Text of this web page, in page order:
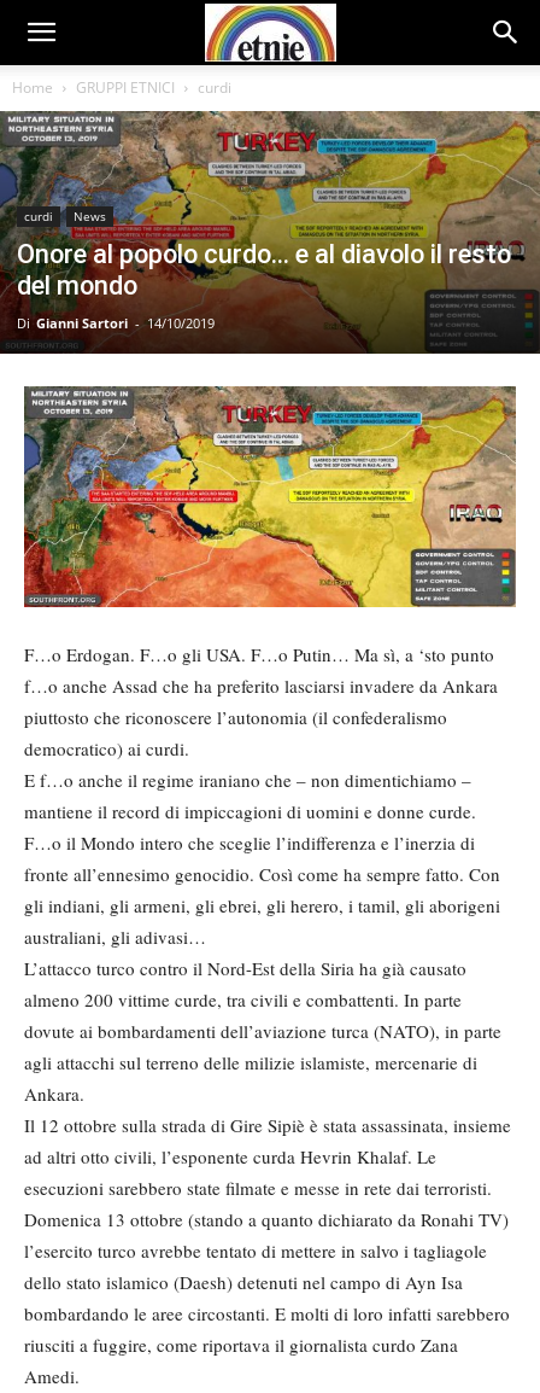
Home GRUPPI ETNICI curdi
curdi News
Onore al popolo curdo… e al diavolo il resto
del mondo
Di Gianni Sartori - 14/10/2019
F…o Erdogan. F…o gli USA. F…o Putin… Ma sì, a ‘sto punto
f…o anche Assad che ha preferito lasciarsi invadere da Ankara
piuttosto che riconoscere l’autonomia (il confederalismo
democratico) ai curdi.
E f…o anche il regime iraniano che – non dimentichiamo –
mantiene il record di impiccagioni di uomini e donne curde.
F…o il Mondo intero che sceglie l’indifferenza e l’inerzia di
fronte all’ennesimo genocidio. Così come ha sempre fatto. Con
gli indiani, gli armeni, gli ebrei, gli herero, i tamil, gli aborigeni
australiani, gli adivasi…
L’attacco turco contro il Nord-Est della Siria ha già causato
almeno 200 vittime curde, tra civili e combattenti. In parte
dovute ai bombardamenti dell’aviazione turca (NATO), in parte
agli attacchi sul terreno delle milizie islamiste, mercenarie di
Ankara.
Il 12 ottobre sulla strada di Gire Sipiè è stata assassinata, insieme
ad altri otto civili, l’esponente curda Hevrin Khalaf. Le
esecuzioni sarebbero state filmate e messe in rete dai terroristi.
Domenica 13 ottobre (stando a quanto dichiarato da Ronahi TV)
l’esercito turco avrebbe tentato di mettere in salvo i tagliagole
dello stato islamico (Daesh) detenuti nel campo di Ayn Isa
bombardando le aree circostanti. E molti di loro infatti sarebbero
riusciti a fuggire, come riportava il giornalista curdo Zana
Amedi.